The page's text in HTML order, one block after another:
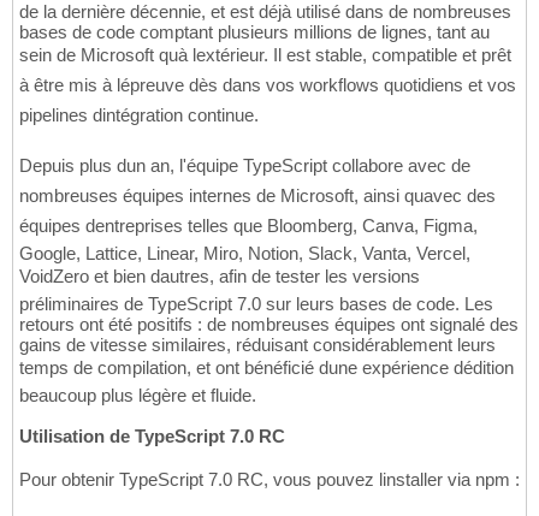
de la dernière décennie, et est déjà utilisé dans de nombreuses
bases de code comptant plusieurs millions de lignes, tant au
sein de Microsoft quà lextérieur. Il est stable, compatible et prêt
à être mis à lépreuve dès dans vos workflows quotidiens et vos
pipelines dintégration continue.
Depuis plus dun an, l'équipe TypeScript collabore avec de
nombreuses équipes internes de Microsoft, ainsi quavec des
équipes dentreprises telles que Bloomberg, Canva, Figma,
Google, Lattice, Linear, Miro, Notion, Slack, Vanta, Vercel,
VoidZero et bien dautres, afin de tester les versions
préliminaires de TypeScript 7.0 sur leurs bases de code. Les
retours ont été positifs : de nombreuses équipes ont signalé des
gains de vitesse similaires, réduisant considérablement leurs
temps de compilation, et ont bénéficié dune expérience dédition
beaucoup plus légère et fluide.
Utilisation de TypeScript 7.0 RC
Pour obtenir TypeScript 7.0 RC, vous pouvez linstaller via npm :